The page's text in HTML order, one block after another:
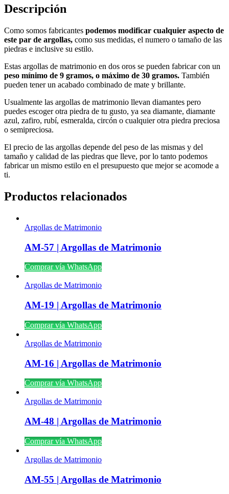
Descripción
Como somos fabricantes podemos modificar cualquier aspecto de
este par de argollas, como sus medidas, el numero o tamaño de las
piedras e inclusive su estilo.
Estas argollas de matrimonio en dos oros se pueden fabricar con un
peso mínimo de 9 gramos, o máximo de 30 gramos. También
pueden tener un acabado combinado de mate y brillante.
Usualmente las argollas de matrimonio llevan diamantes pero
puedes escoger otra piedra de tu gusto, ya sea diamante, diamante
azul, zafiro, rubí, esmeralda, circón o cualquier otra piedra preciosa
o semipreciosa.
El precio de las argollas depende del peso de las mismas y del
tamaño y calidad de las piedras que lleve, por lo tanto podemos
fabricar un mismo estilo en el presupuesto que mejor se acomode a
ti.
Productos relacionados
Argollas de Matrimonio
AM-57 | Argollas de Matrimonio
Comprar vía WhatsApp
Argollas de Matrimonio
AM-19 | Argollas de Matrimonio
Comprar vía WhatsApp
Argollas de Matrimonio
AM-16 | Argollas de Matrimonio
Comprar vía WhatsApp
Argollas de Matrimonio
AM-48 | Argollas de Matrimonio
Comprar vía WhatsApp
Argollas de Matrimonio
AM-55 | Argollas de Matrimonio